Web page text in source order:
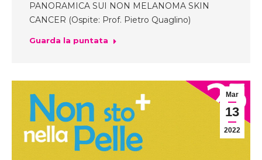
PANORAMICA SUI NON MELANOMA SKIN
CANCER (Ospite: Prof. Pietro Quaglino)
Guarda la puntata
Mar
13
2022